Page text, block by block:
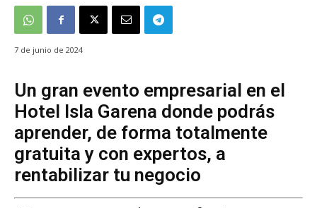
7 de junio de 2024
Un gran evento empresarial en el
Hotel Isla Garena donde podrás
aprender, de forma totalmente
gratuita y con expertos, a
rentabilizar tu negocio